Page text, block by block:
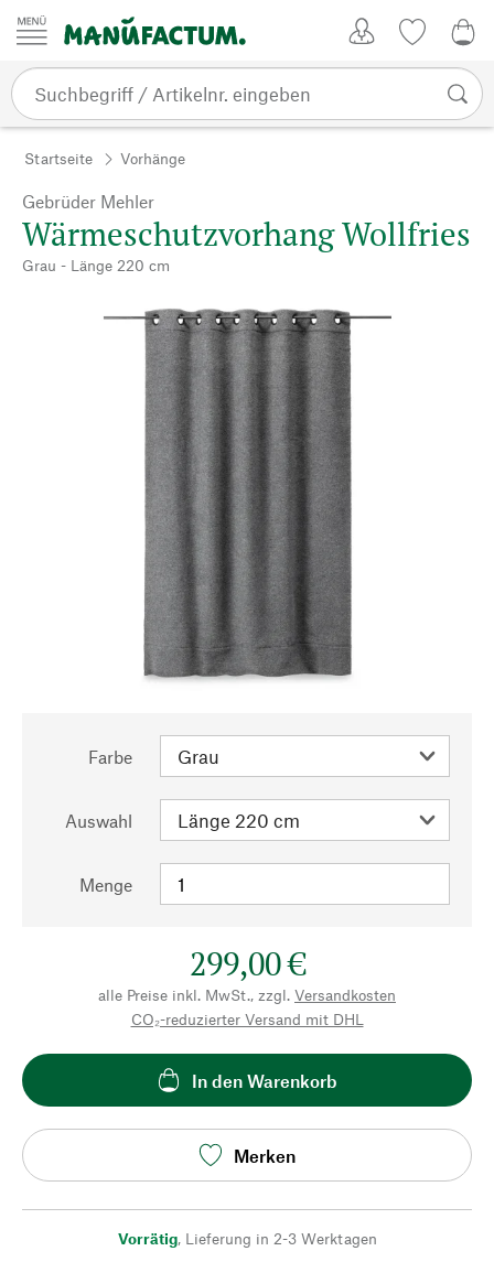
Zum Inhalt springen
Startseite Vorhänge
Gebrüder Mehler
Wärmeschutzvorhang Wollfries
Grau - Länge 220 cm
Farbe
Auswahl
Menge
299,00 €
alle Preise inkl. MwSt., zzgl. Versandkosten
CO₂-reduzierter Versand mit DHL
In den Warenkorb
Merken
Vorrätig, Lieferung in 2-3 Werktagen